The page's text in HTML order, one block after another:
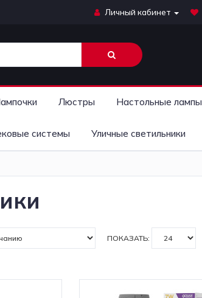
Личный кабинет
Люстры Настольные лампы
системы Уличные светильники
ПОКАЗАТЬ: